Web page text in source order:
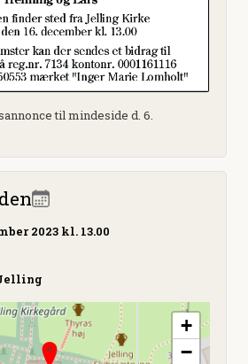
til mindeside d. 6.
2023 kl. 13.00
+
−